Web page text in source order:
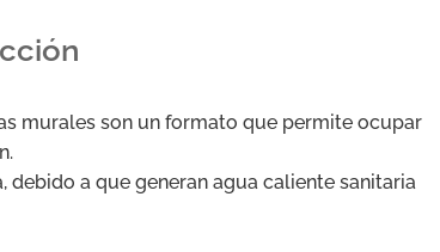
murales son un formato que permite ocupar
a que generan agua caliente sanitaria